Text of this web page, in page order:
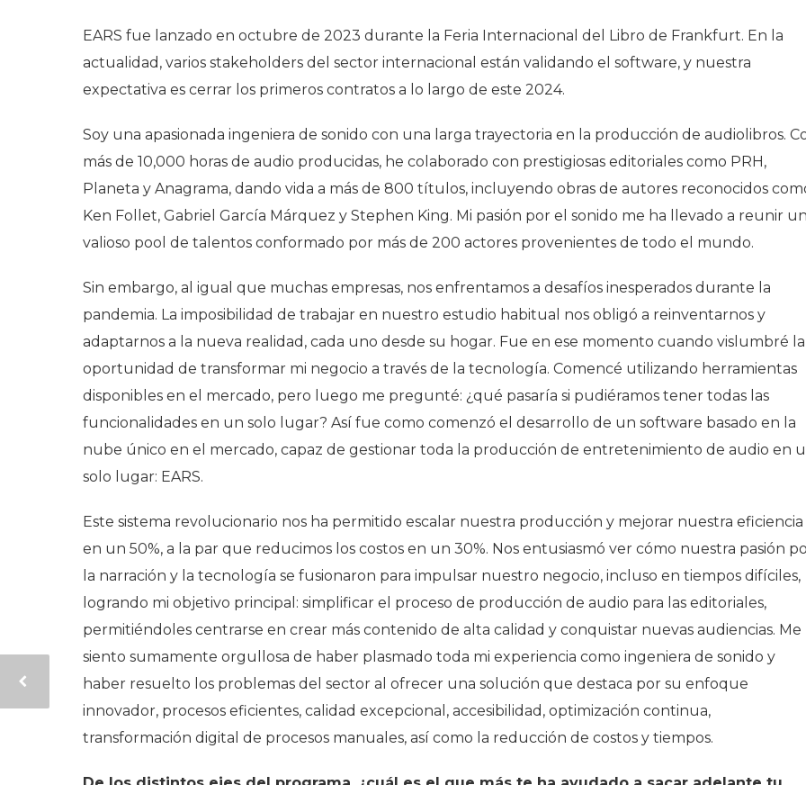
EARS fue lanzado en octubre de 2023 durante la Feria Internacional del Libro de Frankfurt. En la
actualidad, varios stakeholders del sector internacional están validando el software, y nuestra
expectativa es cerrar los primeros contratos a lo largo de este 2024.
Soy una apasionada ingeniera de sonido con una larga trayectoria en la producción de audiolibros.
más de 10,000 horas de audio producidas, he colaborado con prestigiosas editoriales como PRH,
Planeta y Anagrama, dando vida a más de 800 títulos, incluyendo obras de autores reconocidos
Ken Follet, Gabriel García Márquez y Stephen King. Mi pasión por el sonido me ha llevado a reunir
valioso pool de talentos conformado por más de 200 actores provenientes de todo el mundo.
Sin embargo, al igual que muchas empresas, nos enfrentamos a desafíos inesperados durante la
pandemia. La imposibilidad de trabajar en nuestro estudio habitual nos obligó a reinventarnos y
adaptarnos a la nueva realidad, cada uno desde su hogar. Fue en ese momento cuando vislumbré la
oportunidad de transformar mi negocio a través de la tecnología. Comencé utilizando herramientas
disponibles en el mercado, pero luego me pregunté: ¿qué pasaría si pudiéramos tener todas las
funcionalidades en un solo lugar? Así fue como comenzó el desarrollo de un software basado en la
nube único en el mercado, capaz de gestionar toda la producción de entretenimiento de audio en
solo lugar: EARS.
Este sistema revolucionario nos ha permitido escalar nuestra producción y mejorar nuestra eficiencia
en un 50%, a la par que reducimos los costos en un 30%. Nos entusiasmó ver cómo nuestra pasión
la narración y la tecnología se fusionaron para impulsar nuestro negocio, incluso en tiempos difíciles,
logrando mi objetivo principal: simplificar el proceso de producción de audio para las editoriales,
permitiéndoles centrarse en crear más contenido de alta calidad y conquistar nuevas audiencias. Me
siento sumamente orgullosa de haber plasmado toda mi experiencia como ingeniera de sonido y
haber resuelto los problemas del sector al ofrecer una solución que destaca por su enfoque
innovador, procesos eficientes, calidad excepcional, accesibilidad, optimización continua,
transformación digital de procesos manuales, así como la reducción de costos y tiempos.